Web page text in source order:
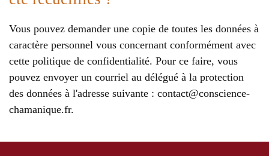
Vous pouvez demander une copie de toutes les données à
caractère personnel vous concernant conformément avec
cette politique de confidentialité. Pour ce faire, vous
pouvez envoyer un courriel au délégué à la protection
des données à l'adresse suivante : contact@conscience-
chamanique.fr.